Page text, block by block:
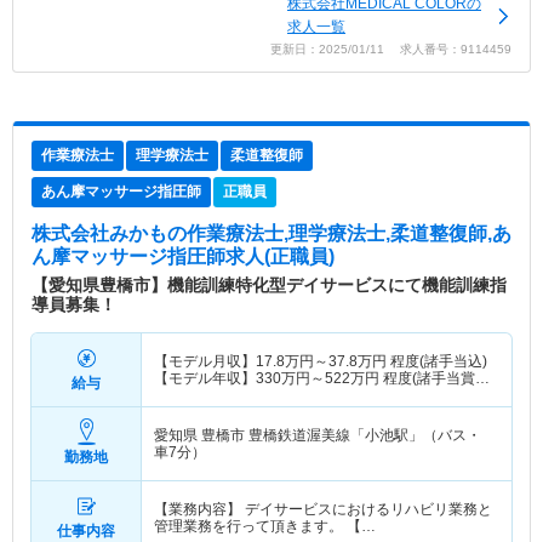
株式会社MEDICAL COLORの
求人一覧
更新日：2025/01/11 求人番号：9114459
作業療法士 理学療法士 柔道整復師
あん摩マッサージ指圧師 正職員
株式会社みかもの作業療法士,理学療法士,柔道整復師,あ
ん摩マッサージ指圧師求人(正職員)
【愛知県豊橋市】機能訓練特化型デイサービスにて機能訓練指
導員募集！
給与
【モデル月収】 17.8万円～37.8万円 程度(諸手当込)
【モデル年収】 330万円～522万円 程度(諸手当賞与
勤務地
愛知県 豊橋市 豊橋鉄道渥美線「小池駅」（バス・
車7分）
仕事内容
【業務内容】 デイサービスにおけるリハビリ業務と
管理業務を行って頂きます。 【…